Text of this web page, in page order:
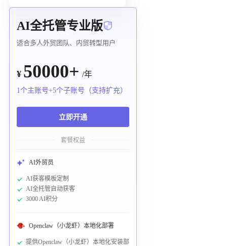
AI全托管专业版
适合多人外贸团队、内贸转型用户
¥ 50000+ /年
1个主账号+5个子账号（支持扩充）
立即开通
套餐权益
AI外贸员
AI获客模板定制
AI全托管自动获客
3000 AI积分
Openclaw（小龙虾）本地化部署
提供Openclaw（小龙虾）本地化安装部